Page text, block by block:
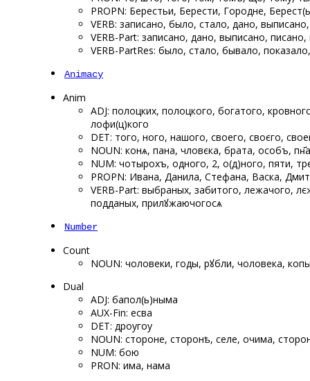
PROPN: Берестьи, Берести, Городне,
VERB: записано, было, стало, дано,
VERB-Part: записано, дано, выписано,
VERB-PartRes: было, стало, бывало,
Animacy
Anim
ADJ: полоцких, полоцкого, богатого,
лофи(ц)кого
DET: того, ѡного, нашого, своего, своєго,
NOUN: конѧ, пана, чловєка, брата, особъ,
NUM: чотырохъ, одного, 2, о(д)ного, пяти,
PROPN: Ивана, Данила, Стефана, Васка,
VERB-Part: выбраных, забитого, лежачого,
подданых, прилꙋжаючогосѧ
Number
Count
NOUN: чоловеки, годы, рꙋбли, чоловека,
Dual
ADJ: ѡбапол(ь)ныма
AUX-Fin: есва
DET: дроугоу
NOUN: стороне, сторонѣ, селе, очима,
NUM: ѡбою
PRON: има, нама